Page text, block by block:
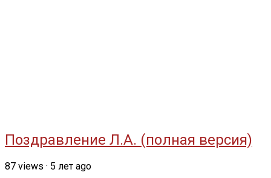
Поздравление Л.А. (полная версия)
87 views · 5 лет ago